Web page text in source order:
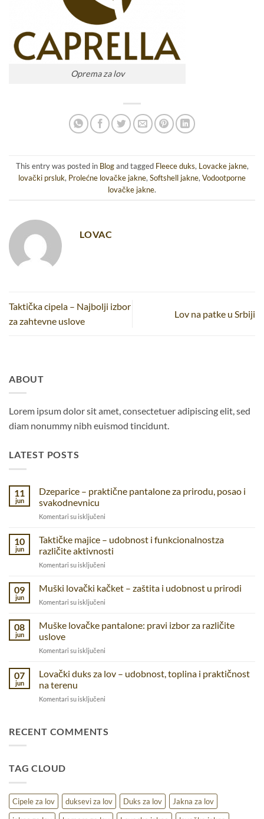
Oprema za lov
This entry was posted in Blogand tagged Fleece duks, Lovacke jakne,
lovački prsluk, Prolećne lovačke jakne, Softshell jakne, Vodootporne
lovačke jakne.
LOVAC
Taktička cipela – Najbolji izbor
za zahtevne uslove
Lov na patke u Srbiji
ABOUT
Lorem ipsum dolor sit amet, consectetuer adipiscing elit, sed
diam nonummy nibh euismod tincidunt.
LATEST POSTS
11
jun
Dzeparice – praktične pantalone za prirodu, posao i
svakodnevnicu
Komentari su isključeni
praktične
pantalone
posao
10
jun
Taktičke majice – udobnost i funkcionalnostza
različite aktivnosti
Komentari su isključeni
majice
–
funkcionalnostza
09
jun
Muški lovački kačket – zaštita i udobnost u prirodi
Komentari su isključeni
lovački
kačket
udobnost
08
jun
Muške lovačke pantalone: pravi izbor za različite
uslove
Komentari su isključeni
lovačke
pantalone:
uslove
07
jun
Lovački duks za lov – udobnost, toplina i praktičnost
na terenu
Komentari su isključeni
za
na
terenu
RECENT COMMENTS
TAG CLOUD
Cipele za lov duksevi za lov Duks za lov
Jakna za lov